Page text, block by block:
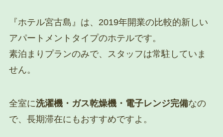
『ホテル宮古島』は、2019年開業の比較的新しい
アパートメントタイプのホテルです。
素泊まりプランのみで、スタッフは常駐していま
せん。
全室に洗濯機・ガス乾燥機・電子レンジ完備なの
で、長期滞在にもおすすめですよ。